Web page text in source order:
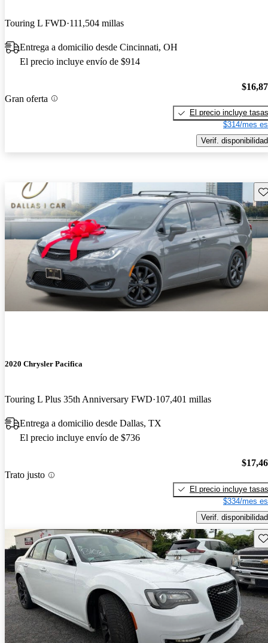
Touring L FWD 111,504 millas
Entrega a domicilio desde Cincinnati, OH
El precio incluye envío de $914
Gran oferta
El precio incluye tasas
$314/mes
Verif. disponibilidad
2020 Chrysler Pacifica
Touring L Plus 35th Anniversary FWD 107,401 millas
Entrega a domicilio desde Dallas, TX
El precio incluye envío de $736
Trato justo
El precio incluye tasas
$334/mes
Verif. disponibilidad